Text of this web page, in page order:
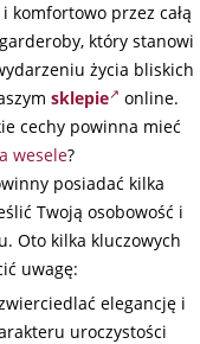
komfortowo przez całą
który stanowi
życia bliskich
sklepie
online.
cechy powinna mieć
wesele?
posiadać kilka
Twoją osobowość i
Oto kilka kluczowych
uwagę:
elegancję i
uroczystości